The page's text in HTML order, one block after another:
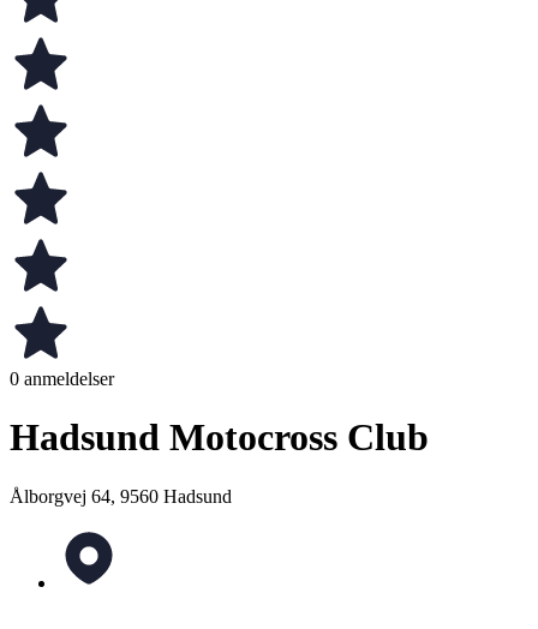
0 anmeldelser
Hadsund Motocross Club
Ålborgvej 64, 9560 Hadsund